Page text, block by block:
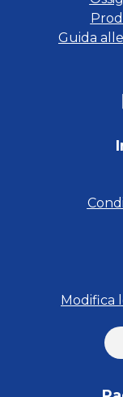
Guida
Modifica